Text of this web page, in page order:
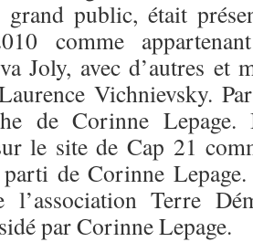
grand public, était
comme
Joly, avec d’autres et
Vichnievsky.
de Corinne Lepage.
le site de Cap 21
de Corinne
l’association Terre
par Corinne Lepage.